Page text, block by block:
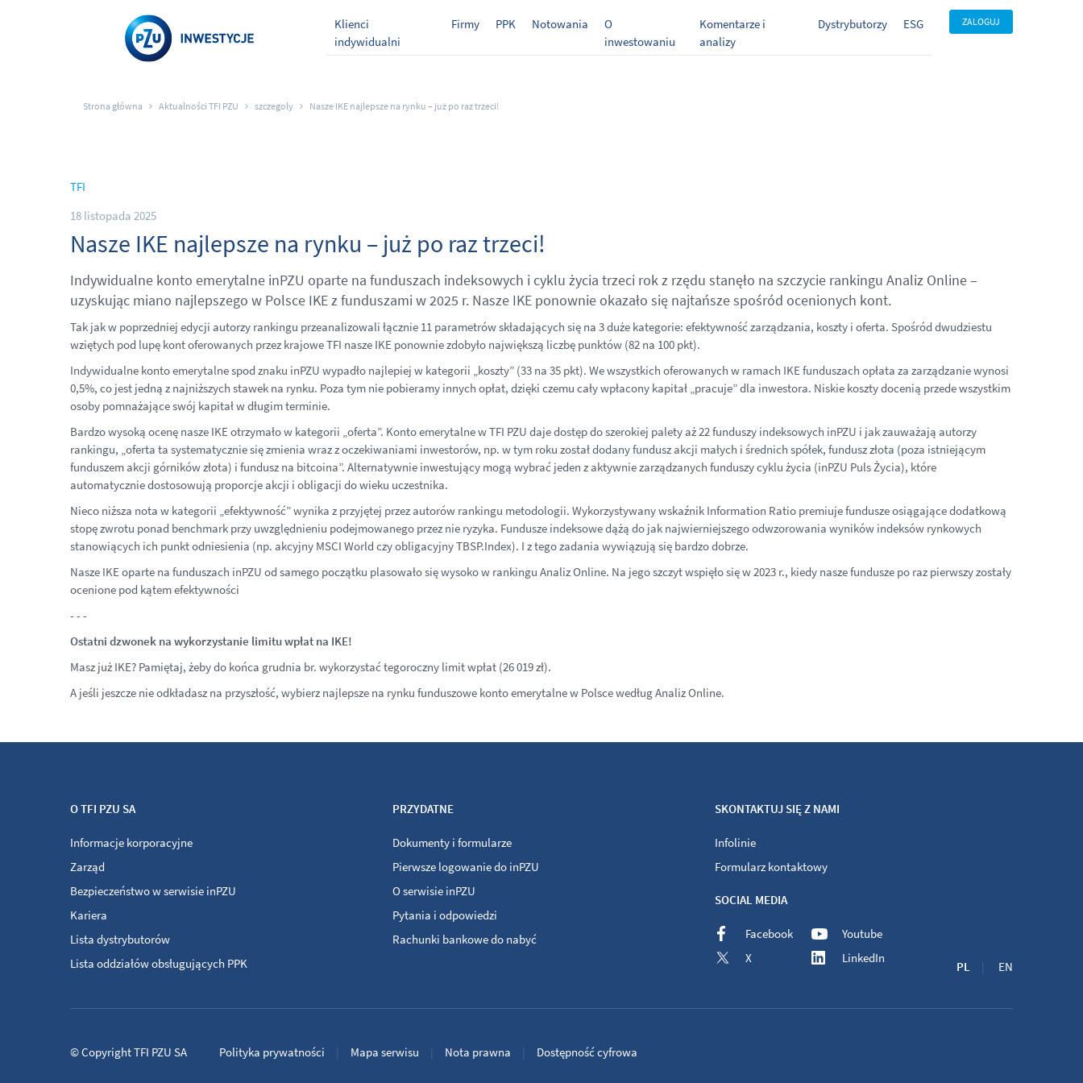
Klienci
indywidualni
Firmy PPK Notowania
O
inwestowaniu
Komentarze i
analizy
Dystrybutorzy ESG ZALOGUJ
Strona główna Aktualności TFI PZU szczegoly Nasze IKE najlepsze na rynku – już po raz trzeci!
TFI
18 listopada 2025
Nasze IKE najlepsze na rynku – już po raz trzeci!
Indywidualne konto emerytalne inPZU oparte na funduszach indeksowych i cyklu życia trzeci rok z rzędu stanęło na szczycie rankingu Analiz Online –
uzyskując miano najlepszego w Polsce IKE z funduszami w 2025 r. Nasze IKE ponownie okazało się najtańsze spośród ocenionych kont.
Tak jak w poprzedniej edycji autorzy rankingu przeanalizowali łącznie 11 parametrów składających się na 3 duże kategorie: efektywność zarządzania, koszty i oferta. Spośród dwudziestu
wziętych pod lupę kont oferowanych przez krajowe TFI nasze IKE ponownie zdobyło największą liczbę punktów (82 na 100 pkt).
Indywidualne konto emerytalne spod znaku inPZU wypadło najlepiej w kategorii „koszty” (33 na 35 pkt). We wszystkich oferowanych w ramach IKE funduszach opłata za zarządzanie wynosi
0,5%, co jest jedną z najniższych stawek na rynku. Poza tym nie pobieramy innych opłat, dzięki czemu cały wpłacony kapitał „pracuje” dla inwestora. Niskie koszty docenią przede wszystkim
osoby pomnażające swój kapitał w długim terminie.
Bardzo wysoką ocenę nasze IKE otrzymało w kategorii „oferta”. Konto emerytalne w TFI PZU daje dostęp do szerokiej palety aż 22 funduszy indeksowych inPZU i jak zauważają autorzy
rankingu, „oferta ta systematycznie się zmienia wraz z oczekiwaniami inwestorów, np. w tym roku został dodany fundusz akcji małych i średnich spółek, fundusz złota (poza istniejącym
funduszem akcji górników złota) i fundusz na bitcoina”. Alternatywnie inwestujący mogą wybrać jeden z aktywnie zarządzanych funduszy cyklu życia (inPZU Puls Życia), które
automatycznie dostosowują proporcje akcji i obligacji do wieku uczestnika.
Nieco niższa nota w kategorii „efektywność” wynika z przyjętej przez autorów rankingu metodologii. Wykorzystywany wskaźnik Information Ratio premiuje fundusze osiągające dodatkową
stopę zwrotu ponad benchmark przy uwzględnieniu podejmowanego przez nie ryzyka. Fundusze indeksowe dążą do jak najwierniejszego odwzorowania wyników indeksów rynkowych
stanowiących ich punkt odniesienia (np. akcyjny MSCI World czy obligacyjny TBSP.Index). I z tego zadania wywiązują się bardzo dobrze.
Nasze IKE oparte na funduszach inPZU od samego początku plasowało się wysoko w rankingu Analiz Online. Na jego szczyt wspięło się w 2023 r., kiedy nasze fundusze po raz pierwszy zostały
ocenione pod kątem efektywności
- - -
Ostatni dzwonek na wykorzystanie limitu wpłat na IKE!
Masz już IKE? Pamiętaj, żeby do końca grudnia br. wykorzystać tegoroczny limit wpłat (26 019 zł).
A jeśli jeszcze nie odkładasz na przyszłość, wybierz najlepsze na rynku funduszowe konto emerytalne w Polsce według Analiz Online.
O TFI PZU SA
Informacje korporacyjne
Zarząd
Bezpieczeństwo w serwisie inPZU
Kariera
Lista dystrybutorów
Lista oddziałów obsługujących PPK
PRZYDATNE
Dokumenty i formularze
Pierwsze logowanie do inPZU
O serwisie inPZU
Pytania i odpowiedzi
Rachunki bankowe do nabyć
SKONTAKTUJ SIĘ Z NAMI
Infolinie
Formularz kontaktowy
SOCIAL MEDIA
Facebook
X
Youtube
LinkedIn
PL EN
Polityka prywatności Mapa serwisu Nota prawna Dostępność cyfrowa
©CopyrightTFI PZU SA